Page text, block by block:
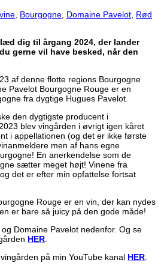
Bourgogne Domaine Pavelot Rød
dig til årgang 2024, der lander
gerne vil have besked, når den
af denne flotte regions Bourgogne
Pavelot Bourgogne Rouge er en
fra dygtige Hugues Pavelot.
den dygtigste producent i
blev vingården i øvrigt igen kåret
i appellationen (og det er ikke første
men af hans egne
En anerkendelse som de
sætter meget højt! Vinene fra
det er efter min opfattelse fortsat
Rouge er en vin, der kan nydes
er bare så juicy på den gode måde!
Domaine Pavelot nedenfor. Og se
HER
på min YouTube kanal HER